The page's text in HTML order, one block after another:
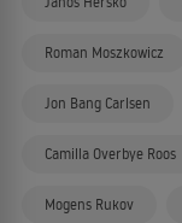
Roman Moszkowicz
Jon Bang Carlsen
Camilla Overbye Roos
Mogens Rukov